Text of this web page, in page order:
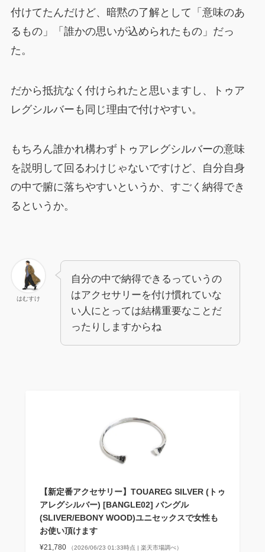
付けてたんだけど、暗黙の了解として「意味のあ
るもの」「誰かの思いが込められたもの」だっ
た。
だから抵抗なく付けられたと思いますし、トゥア
レグシルバーも同じ理由で付けやすい。
もちろん誰かれ構わずトゥアレグシルバーの意味
を説明して回るわけじゃないですけど、自分自身
の中で腑に落ちやすいというか、すごく納得でき
るというか。
はむすけ
自分の中で納得できるっていうの
はアクセサリーを付け慣れていな
い人にとっては結構重要なことだ
ったりしますからね
【新定番アクセサリー】TOUAREG SILVER (トゥ
アレグシルバー) [BANGLE02] バングル
(SLIVER/EBONY WOOD)ユニセックスで女性も
お使い頂けます
¥21,780 （2026/06/23 01:33時点 | 楽天市場調べ）